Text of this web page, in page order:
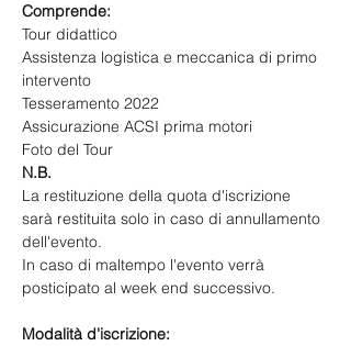
Comprende:
Tour didattico
Assistenza logistica e meccanica di primo
intervento
Tesseramento 2022
Assicurazione ACSI prima motori
Foto del Tour
N.B.
La restituzione della quota d'iscrizione
sarà restituita solo in caso di annullamento
dell'evento.
In caso di maltempo l'evento verrà
posticipato al week end successivo.
Modalità d'iscrizione: